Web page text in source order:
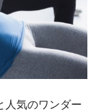
人気のワンダー